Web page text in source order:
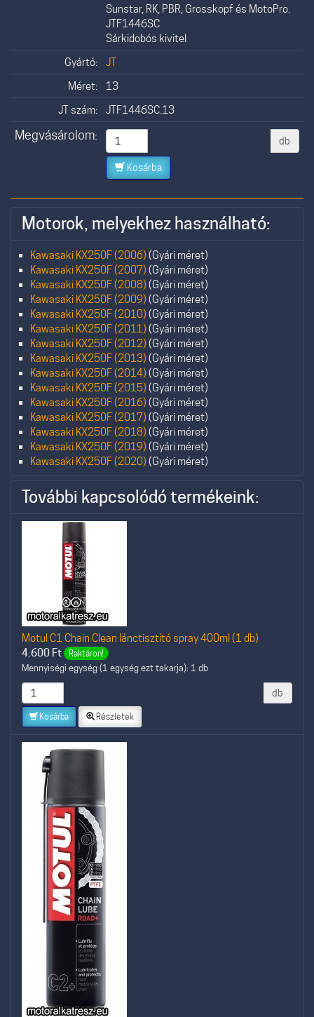
Sunstar, RK, PBR, Grosskopf és MotoPro.
JTF1446SC
Sárkidobós kivitel
Gyártó:
JT
Méret:
13
JT szám:
JTF1446SC.13
Megvásárolom: db
Kosárba
Motorok, melyekhez használható:
Kawasaki KX250F (2006) (Gyári méret)
Kawasaki KX250F (2007) (Gyári méret)
Kawasaki KX250F (2008) (Gyári méret)
Kawasaki KX250F (2009) (Gyári méret)
Kawasaki KX250F (2010) (Gyári méret)
Kawasaki KX250F (2011) (Gyári méret)
Kawasaki KX250F (2012) (Gyári méret)
Kawasaki KX250F (2013) (Gyári méret)
Kawasaki KX250F (2014) (Gyári méret)
Kawasaki KX250F (2015) (Gyári méret)
Kawasaki KX250F (2016) (Gyári méret)
Kawasaki KX250F (2017) (Gyári méret)
Kawasaki KX250F (2018) (Gyári méret)
Kawasaki KX250F (2019) (Gyári méret)
Kawasaki KX250F (2020) (Gyári méret)
További kapcsolódó termékeink:
Motul C1 Chain Clean lánctisztító spray 400ml (1 db)
4.600 Ft Raktáron!
Mennyiségi egység (1 egység ezt takarja): 1 db
db
Kosárba Részletek